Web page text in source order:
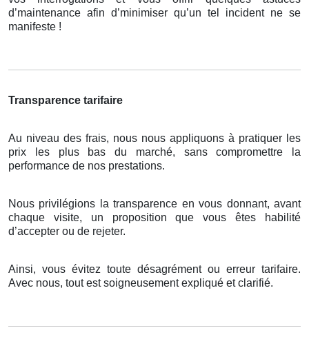
d’maintenance afin d’minimiser qu’un tel incident ne se
manifeste !
Transparence tarifaire
Au niveau des frais, nous nous appliquons à pratiquer les
prix les plus bas du marché, sans compromettre la
performance de nos prestations.
Nous privilégions la transparence en vous donnant, avant
chaque visite, un proposition que vous êtes habilité
d’accepter ou de rejeter.
Ainsi, vous évitez toute désagrément ou erreur tarifaire.
Avec nous, tout est soigneusement expliqué et clarifié.